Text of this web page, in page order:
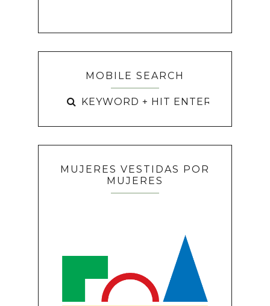
MOBILE SEARCH
MUJERES VESTIDAS POR
MUJERES